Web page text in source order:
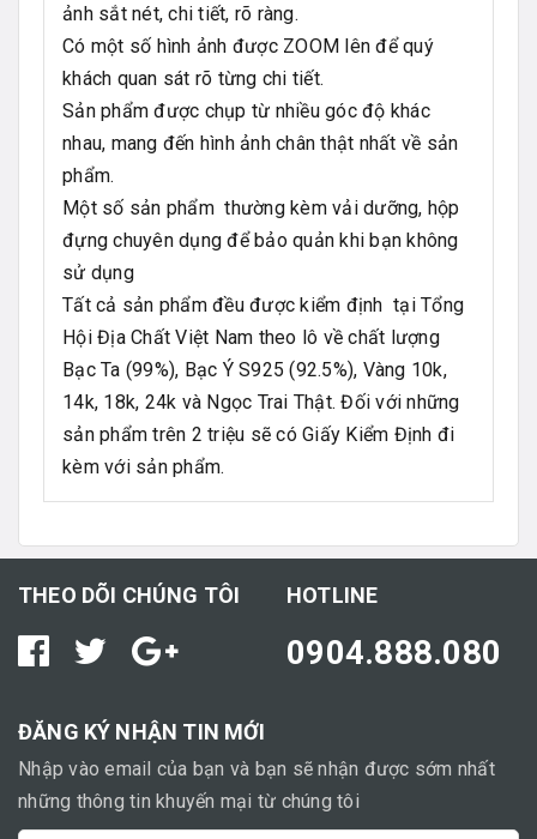
ảnh sắt nét, chi tiết, rõ ràng.
Có một số hình ảnh được ZOOM lên để quý
khách quan sát rõ từng chi tiết.
Sản phẩm được chụp từ nhiều góc độ khác
nhau, mang đến hình ảnh chân thật nhất về sản
phẩm.
Một số sản phẩm thường kèm vải dưỡng, hộp
đựng chuyên dụng để bảo quản khi bạn không
sử dụng
Tất cả sản phẩm đều được kiểm định tại Tổng
Hội Địa Chất Việt Nam theo lô về chất lượng
Bạc Ta (99%), Bạc Ý S925 (92.5%), Vàng 10k,
14k, 18k, 24k và Ngọc Trai Thật. Đối với những
sản phẩm trên 2 triệu sẽ có Giấy Kiểm Định đi
kèm với sản phẩm.
THEO DÕI CHÚNG TÔI HOTLINE
0904.888.080
ĐĂNG KÝ NHẬN TIN MỚI
Nhập vào email của bạn và bạn sẽ nhận được sớm nhất
những thông tin khuyến mại từ chúng tôi